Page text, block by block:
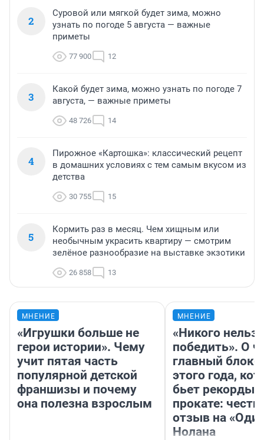
2
Суровой или мягкой будет зима, можно
узнать по погоде 5 августа — важные
приметы
77 900 12
3
Какой будет зима, можно узнать по погоде 7
августа, — важные приметы
48 726 14
4
Пирожное «Картошка»: классический рецепт
в домашних условиях с тем самым вкусом из
детства
30 755 15
5
Кормить раз в месяц. Чем хищным или
необычным украсить квартиру — смотрим
зелёное разнообразие на выставке экзотики
26 858 13
МНЕНИЕ
«Игрушки больше не
герои истории». Чему
учит пятая часть
популярной детской
франшизы и почему
она полезна взрослым
МНЕНИЕ
«Никого нельзя
победить». О
главный
этого года,
бьет рекорды в
прокате:
отзыв на
Нолана